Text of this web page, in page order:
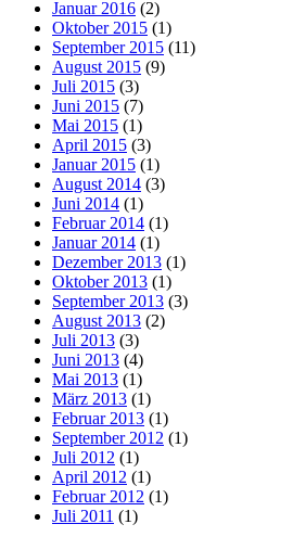
Januar 2016 (2)
Oktober 2015 (1)
September 2015 (11)
August 2015 (9)
Juli 2015 (3)
Juni 2015 (7)
Mai 2015 (1)
April 2015 (3)
Januar 2015 (1)
August 2014 (3)
Juni 2014 (1)
Februar 2014 (1)
Januar 2014 (1)
Dezember 2013 (1)
Oktober 2013 (1)
September 2013 (3)
August 2013 (2)
Juli 2013 (3)
Juni 2013 (4)
Mai 2013 (1)
März 2013 (1)
Februar 2013 (1)
September 2012 (1)
Juli 2012 (1)
April 2012 (1)
Februar 2012 (1)
Juli 2011 (1)